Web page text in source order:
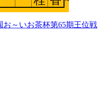
お～いお茶杯第65期王位戦